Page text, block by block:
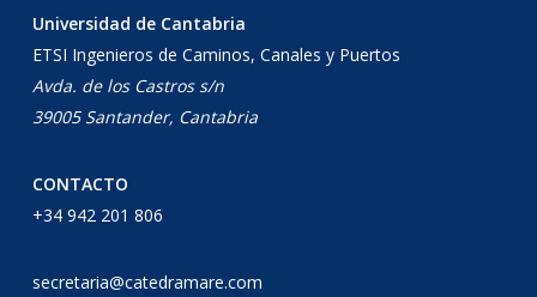
Universidad de Cantabria
ETSI Ingenieros de Caminos, Canales y Puertos
Avda. de los Castros s/n
39005 Santander, Cantabria
CONTACTO
+34 942 201 806
secretaria@catedramare.com